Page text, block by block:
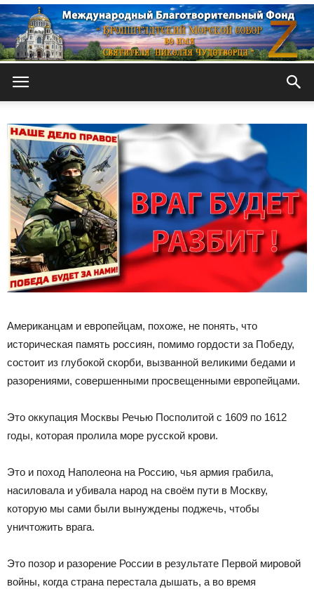
Морской
собор
Американцам и европейцам, похоже, не понять, что
историческая память россиян, помимо гордости за Победу,
состоит из глубокой скорби, вызванной великими бедами и
разорениями, совершенными просвещенными европейцами.
Это оккупация Москвы Речью Посполитой с 1609 по 1612
годы, которая пролила море русской крови.
Это и поход Наполеона на Россию, чья армия грабила,
насиловала и убивала народ на своём пути в Москву,
которую мы сами были вынуждены поджечь, чтобы
уничтожить врага.
Это позор и разорение России в результате Первой мировой
войны, когда страна перестала дышать, а во время